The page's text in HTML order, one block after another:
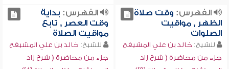
الفهرس: وقت صلاة
الظهر , مواقيت
الصلوات
للشيخ: خالد بن علي المشيقح
جزء من محاضرة ( شرح زاد
الفهرس: بداية
وقت العصر , تابع
مواقيت الصلاة
للشيخ: خالد بن علي المشيقح
جزء من محاضرة ( شرح زاد